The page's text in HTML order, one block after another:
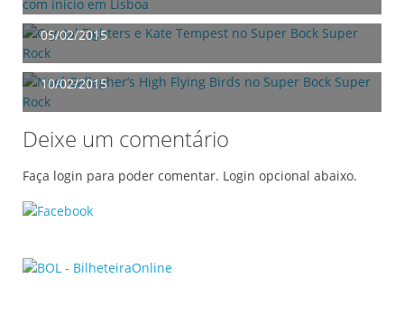
Super Rock
05/02/2015
Noel Gallagher’s High Flying Birds no Super Bock
Super Rock
10/02/2015
Deixe um comentário
Faça login para poder comentar. Login opcional abaixo.